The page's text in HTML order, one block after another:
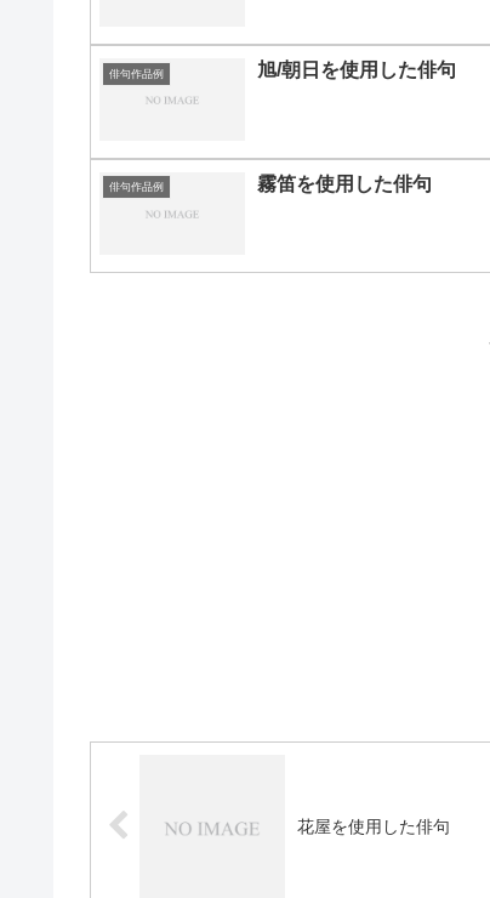
俳句作品例 旭/朝日を使用した俳句
俳句作品例 霧笛を使用した俳句
花屋を使用した俳句